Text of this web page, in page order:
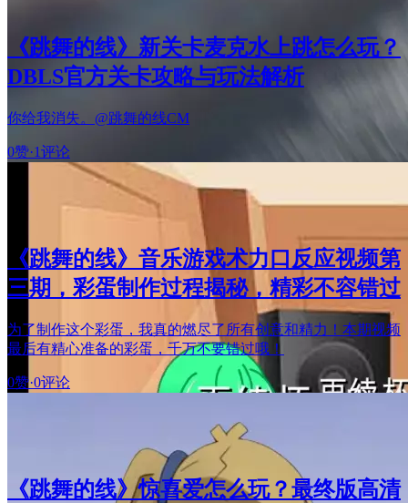
《跳舞的线》新关卡麦克水上跳怎么玩？
DBLS官方关卡攻略与玩法解析
你给我消失。@跳舞的线CM
0赞·1评论
《跳舞的线》音乐游戏术力口反应视频第
三期，彩蛋制作过程揭秘，精彩不容错过
为了制作这个彩蛋，我真的燃尽了所有创意和精力！本期视频
最后有精心准备的彩蛋，千万不要错过哦！
0赞·0评论
《跳舞的线》惊喜爱怎么玩？最终版高清